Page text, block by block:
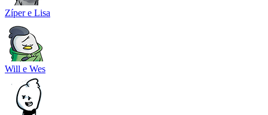
Zíper e Lisa
Will e Wes